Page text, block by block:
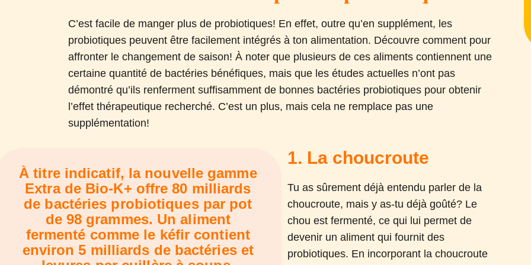
C’est facile de manger plus de probiotiques! En effet, outre qu’en supplément, les
probiotiques peuvent être facilement intégrés à ton alimentation. Découvre comment pour
affronter le changement de saison! À noter que plusieurs de ces aliments contiennent une
certaine quantité de bactéries bénéfiques, mais que les études actuelles n’ont pas
démontré qu’ils renferment suffisamment de bonnes bactéries probiotiques pour obtenir
l’effet thérapeutique recherché. C’est un plus, mais cela ne remplace pas une
supplémentation!
À titre indicatif, la nouvelle gamme
Extra de Bio-K+ offre 80 milliards
de bactéries probiotiques par pot
de 98 grammes. Un aliment
fermenté comme le kéfir contient
environ 5 milliards de bactéries et
1. La choucroute
Tu as sûrement déjà entendu parler de la
choucroute, mais y as-tu déjà goûté? Le
chou est fermenté, ce qui lui permet de
devenir un aliment qui fournit des
probiotiques. En incorporant la choucroute